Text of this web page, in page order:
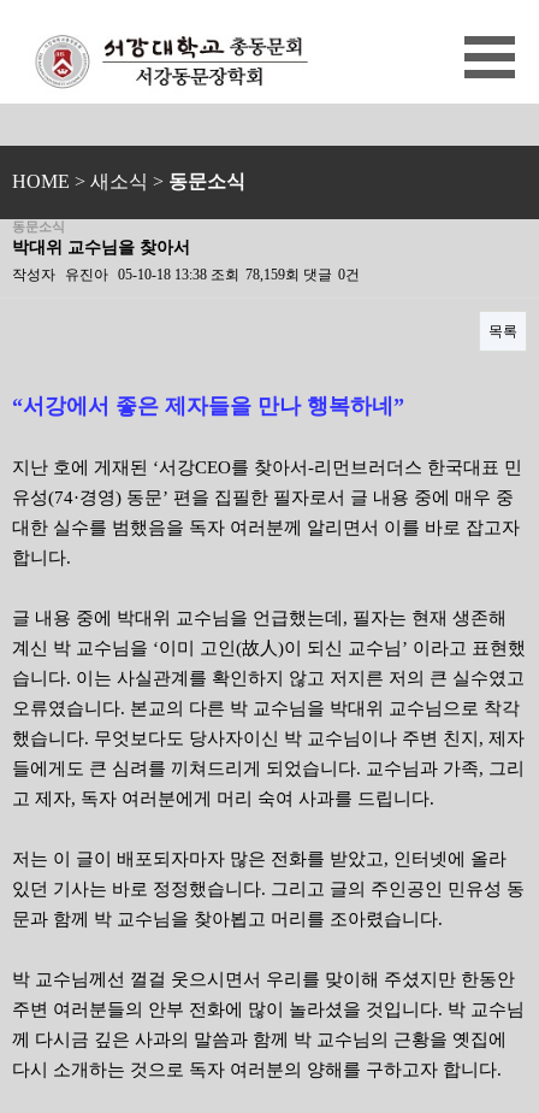
HOME > 새소식 > 동문소식
동문소식
박대위 교수님을 찾아서
작성자 유진아 05-10-18 13:38 조회 78,159회 댓글 0건
목록
“서강에서 좋은 제자들을 만나 행복하네”
지난 호에 게재된 ‘서강CEO를 찾아서-리먼브러더스 한국대표 민
유성(74·경영) 동문’ 편을 집필한 필자로서 글 내용 중에 매우 중
대한 실수를 범했음을 독자 여러분께 알리면서 이를 바로 잡고자
합니다.
글 내용 중에 박대위 교수님을 언급했는데, 필자는 현재 생존해
계신 박 교수님을 ‘이미 고인(故人)이 되신 교수님’ 이라고 표현했
습니다. 이는 사실관계를 확인하지 않고 저지른 저의 큰 실수였고
오류였습니다. 본교의 다른 박 교수님을 박대위 교수님으로 착각
했습니다. 무엇보다도 당사자이신 박 교수님이나 주변 친지, 제자
들에게도 큰 심려를 끼쳐드리게 되었습니다. 교수님과 가족, 그리
고 제자, 독자 여러분에게 머리 숙여 사과를 드립니다.
저는 이 글이 배포되자마자 많은 전화를 받았고, 인터넷에 올라
있던 기사는 바로 정정했습니다. 그리고 글의 주인공인 민유성 동
문과 함께 박 교수님을 찾아뵙고 머리를 조아렸습니다.
박 교수님께선 껄걸 웃으시면서 우리를 맞이해 주셨지만 한동안
주변 여러분들의 안부 전화에 많이 놀라셨을 것입니다. 박 교수님
께 다시금 깊은 사과의 말씀과 함께 박 교수님의 근황을 옛집에
다시 소개하는 것으로 독자 여러분의 양해를 구하고자 합니다.